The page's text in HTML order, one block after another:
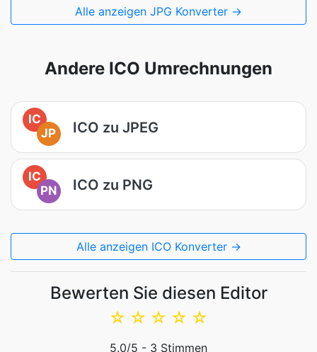
Alle anzeigen JPG Konverter →
Andere ICO Umrechnungen
IC
JP
ICO zu JPEG
IC
PN
ICO zu PNG
Alle anzeigen ICO Konverter →
Bewerten Sie diesen Editor
☆
☆
☆
☆
☆
5.0/5 - 3 Stimmen